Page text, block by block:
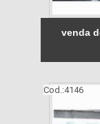
venda
Cod.:4146